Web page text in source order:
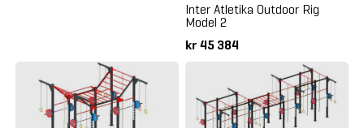
Inter Atletika Outdoor Rig
Model 2
kr 45 384